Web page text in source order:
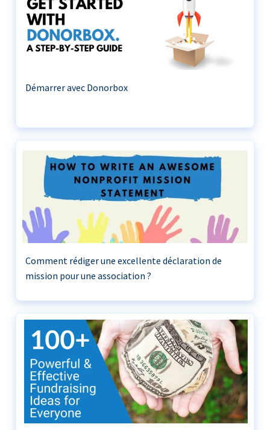
Démarrer avec Donorbox
Comment rédiger une excellente déclaration de
mission pour une association ?